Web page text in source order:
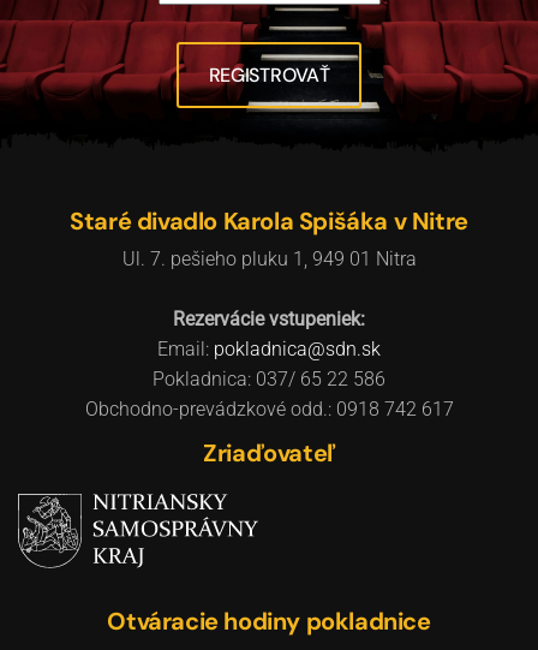
REGISTROVAŤ
Staré divadlo Karola Spišáka v Nitre
Ul. 7. pešieho pluku 1, 949 01 Nitra
Rezervácie vstupeniek:
Email: pokladnica@sdn.sk
Pokladnica: 037/ 65 22 586
Obchodno-prevádzkové odd.: 0918 742 617
Zriaďovateľ
Otváracie hodiny pokladnice